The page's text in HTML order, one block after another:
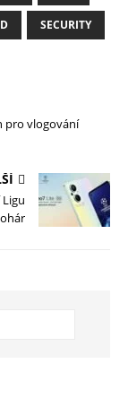
SECURITY
pro vlogování